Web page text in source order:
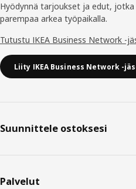
Hyödynnä tarjoukset ja edut,
parempaa arkea työpaikalla.
Tutustu IKEA Business Network -
Liity IKEA Business Network -
Suunnittele ostoksesi
Palvelut